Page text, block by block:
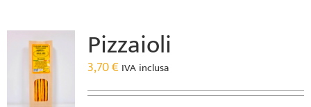
Pizzaioli
3,70€ IVA inclusa